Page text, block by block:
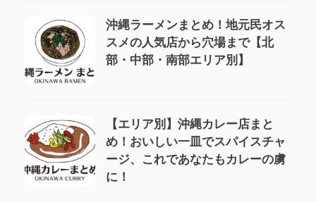
沖縄ラーメンまとめ！地元民オス
スメの人気店から穴場まで【北
部・中部・南部エリア別】
【エリア別】沖縄カレー店まと
め！おいしい一皿でスパイスチャ
ージ、これであなたもカレーの虜
に！